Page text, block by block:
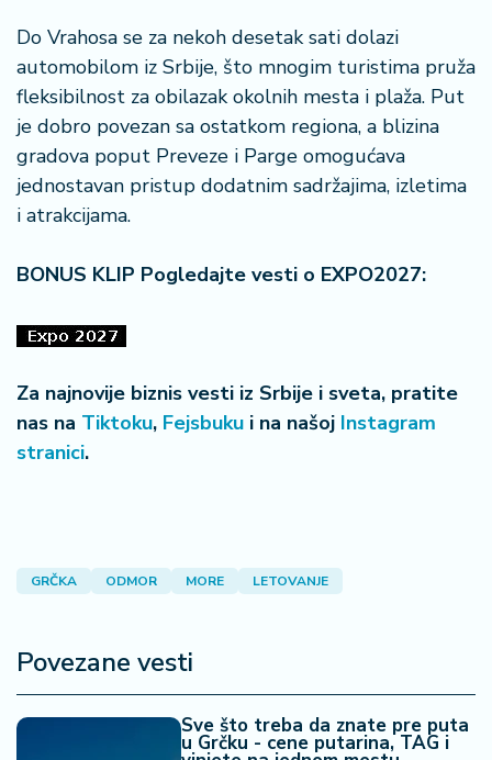
Do Vrahosa se za nekoh desetak sati dolazi
automobilom iz Srbije, što mnogim turistima pruža
fleksibilnost za obilazak okolnih mesta i plaža. Put
je dobro povezan sa ostatkom regiona, a blizina
gradova poput Preveze i Parge omogućava
jednostavan pristup dodatnim sadržajima, izletima
i atrakcijama.
BONUS KLIP Pogledajte vesti o EXPO2027:
Za najnovije biznis vesti iz Srbije i sveta, pratite
nas na Tiktoku, Fejsbuku i na našoj Instagram
stranici.
GRČKA ODMOR MORE LETOVANJE
Povezane vesti
Sve što treba da znate pre puta
u Grčku - cene putarina, TAG i